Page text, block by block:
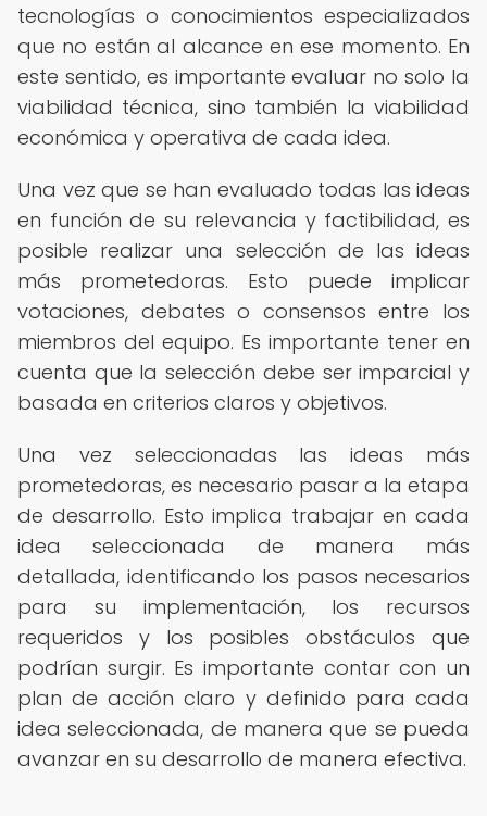
tecnologías o conocimientos especializados
que no están al alcance en ese momento. En
este sentido, es importante evaluar no solo la
viabilidad técnica, sino también la viabilidad
económica y operativa de cada idea.
Una vez que se han evaluado todas las ideas
en función de su relevancia y factibilidad, es
posible realizar una selección de las ideas
más prometedoras. Esto puede implicar
votaciones, debates o consensos entre los
miembros del equipo. Es importante tener en
cuenta que la selección debe ser imparcial y
basada en criterios claros y objetivos.
Una vez seleccionadas las ideas más
prometedoras, es necesario pasar a la etapa
de desarrollo. Esto implica trabajar en cada
idea seleccionada de manera más
detallada, identificando los pasos necesarios
para su implementación, los recursos
requeridos y los posibles obstáculos que
podrían surgir. Es importante contar con un
plan de acción claro y definido para cada
idea seleccionada, de manera que se pueda
avanzar en su desarrollo de manera efectiva.